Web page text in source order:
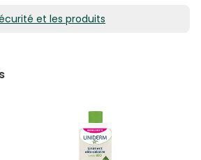
et les produits